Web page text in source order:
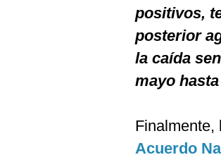
positivos,
posterior
la caída
mayo
Finalmente,
Acuerdo